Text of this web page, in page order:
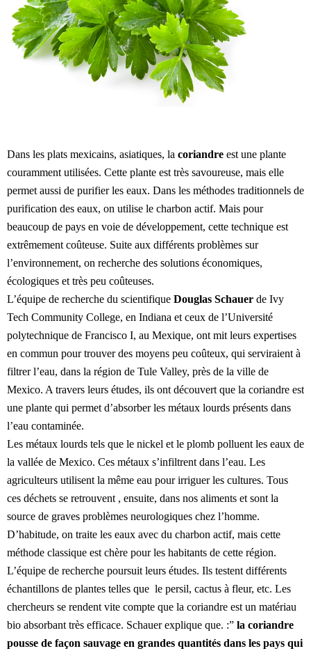
Dans les plats mexicains, asiatiques, la coriandre est une plante
couramment utilisées. Cette plante est très savoureuse, mais elle
permet aussi de purifier les eaux. Dans les méthodes traditionnels de
purification des eaux, on utilise le charbon actif. Mais pour
beaucoup de pays en voie de développement, cette technique est
extrêmement coûteuse. Suite aux différents problèmes sur
l’environnement, on recherche des solutions économiques,
écologiques et très peu coûteuses.
L’équipe de recherche du scientifique Douglas Schauer de Ivy
Tech Community College, en Indiana et ceux de l’Université
polytechnique de Francisco I, au Mexique, ont mit leurs expertises
en commun pour trouver des moyens peu coûteux, qui serviraient à
filtrer l’eau, dans la région de Tule Valley, près de la ville de
Mexico. A travers leurs études, ils ont découvert que la coriandre est
une plante qui permet d’absorber les métaux lourds présents dans
l’eau contaminée.
Les métaux lourds tels que le nickel et le plomb polluent les eaux de
la vallée de Mexico. Ces métaux s’infiltrent dans l’eau. Les
agriculteurs utilisent la même eau pour irriguer les cultures. Tous
ces déchets se retrouvent , ensuite, dans nos aliments et sont la
source de graves problèmes neurologiques chez l’homme.
D’habitude, on traite les eaux avec du charbon actif, mais cette
méthode classique est chère pour les habitants de cette région.
L’équipe de recherche poursuit leurs études. Ils testent différents
échantillons de plantes telles que le persil, cactus à fleur, etc. Les
chercheurs se rendent vite compte que la coriandre est un matériau
bio absorbant très efficace. Schauer explique que. :” la coriandre
pousse de façon sauvage en grandes quantités dans les pays qui